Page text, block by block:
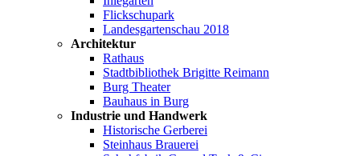
Flickschupark
Landesgartenschau 2018
Architektur
Rathaus
Stadtbibliothek Brigitte Reimann
Burg Theater
Bauhaus in Burg
Industrie und Handwerk
Historische Gerberei
Steinhaus Brauerei